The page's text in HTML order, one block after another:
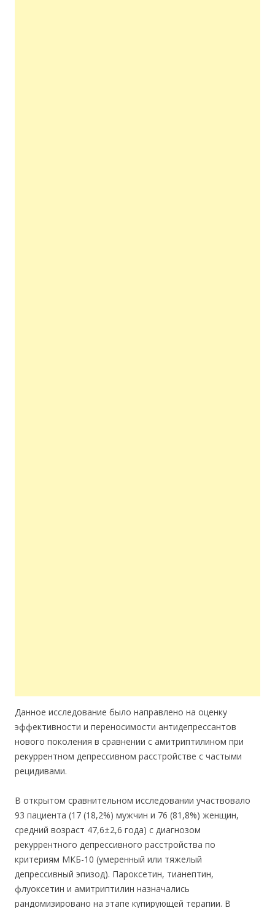
Данное исследование было направлено на оценку
эффективности и переносимости антидепрессантов
нового поколения в сравнении с амитриптилином при
рекуррентном депрессивном расстройстве с частыми
рецидивами.
В открытом сравнительном исследовании участвовало
93 пациента (17 (18,2%) мужчин и 76 (81,8%) женщин,
средний возраст 47,6±2,6 года) с диагнозом
рекуррентного депрессивного расстройства по
критериям МКБ-10 (умеренный или тяжелый
депрессивный эпизод). Пароксетин, тианептин,
флуоксетин и амитриптилин назначались
рандомизировано на этапе купирующей терапии. В